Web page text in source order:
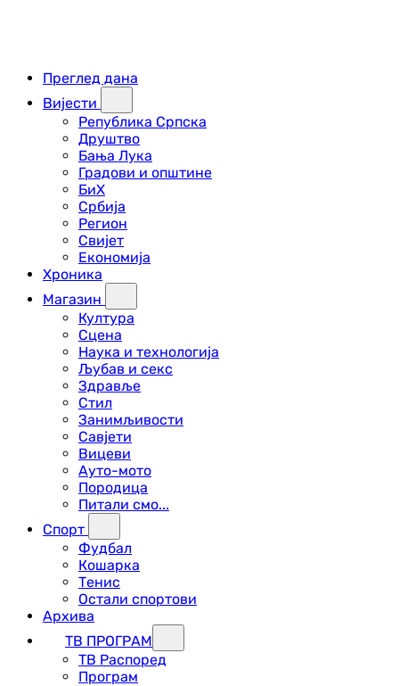
Преглед дана
Вијести
Република Српска
Друштво
Бања Лука
Градови и општине
БиХ
Србија
Регион
Свијет
Економија
Хроника
Магазин
Култура
Сцена
Наука и технологија
Љубав и секс
Здравље
Стил
Занимљивости
Савјети
Вицеви
Ауто-мото
Породица
Питали смо...
Спорт
Фудбал
Кошарка
Тенис
Остали спортови
Архива
ТВ ПРОГРАМ
ТВ Распоред
Програм